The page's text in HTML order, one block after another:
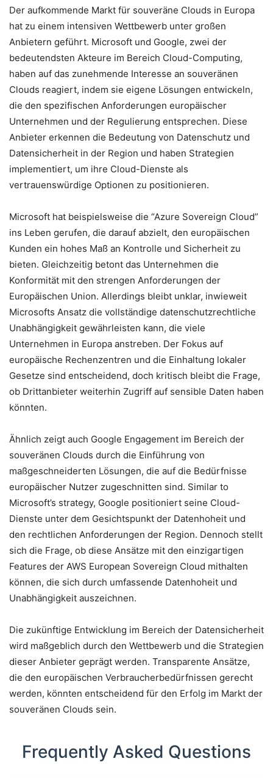
Der aufkommende Markt für souveräne Clouds in Europa
hat zu einem intensiven Wettbewerb unter großen
Anbietern geführt. Microsoft und Google, zwei der
bedeutendsten Akteure im Bereich Cloud-Computing,
haben auf das zunehmende Interesse an souveränen
Clouds reagiert, indem sie eigene Lösungen entwickeln,
die den spezifischen Anforderungen europäischer
Unternehmen und der Regulierung entsprechen. Diese
Anbieter erkennen die Bedeutung von Datenschutz und
Datensicherheit in der Region und haben Strategien
implementiert, um ihre Cloud-Dienste als
vertrauenswürdige Optionen zu positionieren.
Microsoft hat beispielsweise die “Azure Sovereign Cloud”
ins Leben gerufen, die darauf abzielt, den europäischen
Kunden ein hohes Maß an Kontrolle und Sicherheit zu
bieten. Gleichzeitig betont das Unternehmen die
Konformität mit den strengen Anforderungen der
Europäischen Union. Allerdings bleibt unklar, inwieweit
Microsofts Ansatz die vollständige datenschutzrechtliche
Unabhängigkeit gewährleisten kann, die viele
Unternehmen in Europa anstreben. Der Fokus auf
europäische Rechenzentren und die Einhaltung lokaler
Gesetze sind entscheidend, doch kritisch bleibt die Frage,
ob Drittanbieter weiterhin Zugriff auf sensible Daten haben
könnten.
Ähnlich zeigt auch Google Engagement im Bereich der
souveränen Clouds durch die Einführung von
maßgeschneiderten Lösungen, die auf die Bedürfnisse
europäischer Nutzer zugeschnitten sind. Similar to
Microsoft’s strategy, Google positioniert seine Cloud-
Dienste unter dem Gesichtspunkt der Datenhoheit und
den rechtlichen Anforderungen der Region. Dennoch stellt
sich die Frage, ob diese Ansätze mit den einzigartigen
Features der AWS European Sovereign Cloud mithalten
können, die sich durch umfassende Datenhoheit und
Unabhängigkeit auszeichnen.
Die zukünftige Entwicklung im Bereich der Datensicherheit
wird maßgeblich durch den Wettbewerb und die Strategien
dieser Anbieter geprägt werden. Transparente Ansätze,
die den europäischen Verbraucherbedürfnissen gerecht
werden, könnten entscheidend für den Erfolg im Markt der
souveränen Clouds sein.
Frequently Asked Questions